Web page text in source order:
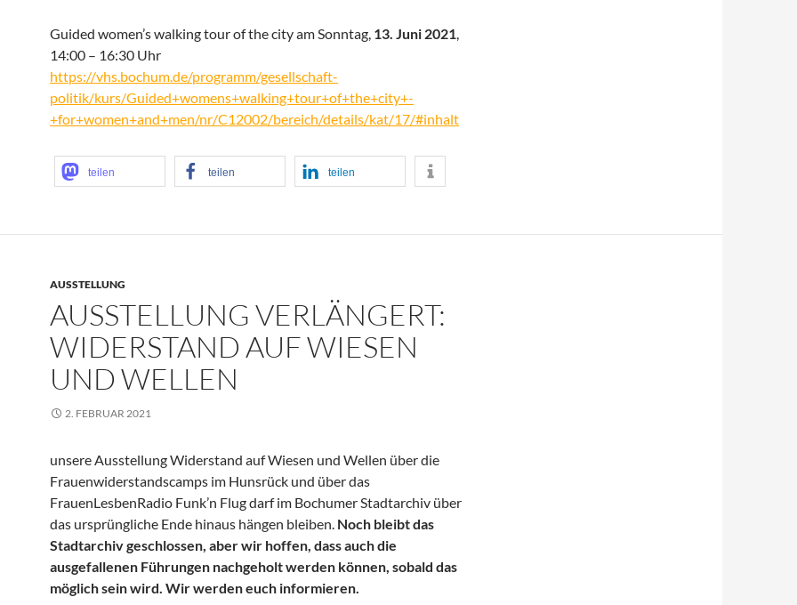
Guided women’s walking tour of the city am Sonntag, 13. Juni 2021,
14:00 – 16:30 Uhr
https://vhs.bochum.de/programm/gesellschaft-
politik/kurs/Guided+womens+walking+tour+of+the+city+-
+for+women+and+men/nr/C12002/bereich/details/kat/17/#inhalt
teilen teilen teilen
AUSSTELLUNG
AUSSTELLUNG VERLÄNGERT:
WIDERSTAND AUF WIESEN
UND WELLEN
2. FEBRUAR 2021
unsere Ausstellung Widerstand auf Wiesen und Wellen über die
Frauenwiderstandscamps im Hunsrück und über das
FrauenLesbenRadio Funk’n Flug darf im Bochumer Stadtarchiv über
das ursprüngliche Ende hinaus hängen bleiben. Noch bleibt das
Stadtarchiv geschlossen, aber wir hoffen, dass auch die
ausgefallenen Führungen nachgeholt werden können, sobald das
möglich sein wird. Wir werden euch informieren.